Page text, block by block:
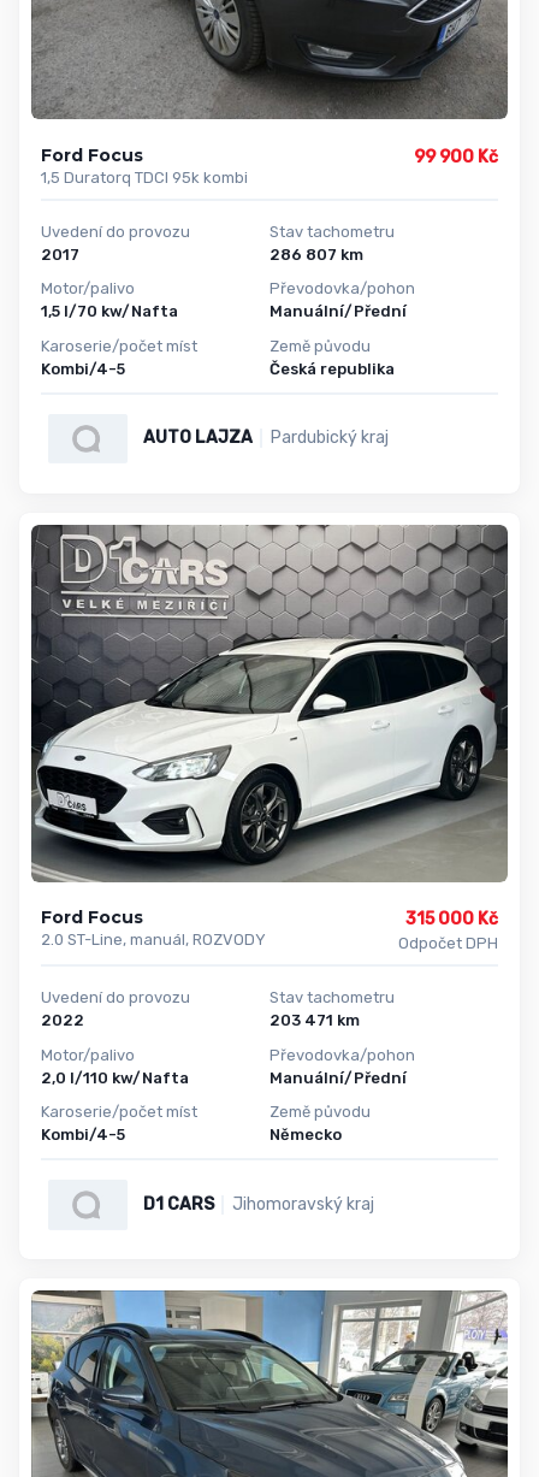
Ford Focus
1,5 Duratorq TDCI 95k kombi
99 900 Kč
Uvedení do provozu
2017
Motor/palivo
1,5 l/70 kw/Nafta
Karoserie/počet míst
Kombi/4-5
Stav tachometru
286 807 km
Převodovka/pohon
Manuální/Přední
Země původu
Česká republika
AUTO LAJZA Pardubický kraj
Ford Focus
2.0 ST-Line, manuál, ROZVODY
315 000 Kč
Odpočet DPH
Uvedení do provozu
2022
Motor/palivo
2,0 l/110 kw/Nafta
Karoserie/počet míst
Kombi/4-5
Stav tachometru
203 471 km
Převodovka/pohon
Manuální/Přední
Země původu
Německo
D1 CARS Jihomoravský kraj